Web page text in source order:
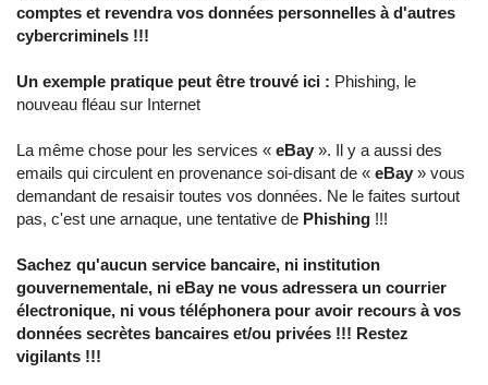
comptes et revendra vos données personnelles à d'autres
cybercriminels !!!
Un exemple pratique peut être trouvé ici : Phishing, le
nouveau fléau sur Internet
La même chose pour les services « eBay ». Il y a aussi des
emails qui circulent en provenance soi-disant de « eBay » vous
demandant de resaisir toutes vos données. Ne le faites surtout
pas, c'est une arnaque, une tentative de Phishing !!!
Sachez qu'aucun service bancaire, ni institution
gouvernementale, ni eBay ne vous adressera un courrier
électronique, ni vous téléphonera pour avoir recours à vos
données secrètes bancaires et/ou privées !!! Restez
vigilants !!!